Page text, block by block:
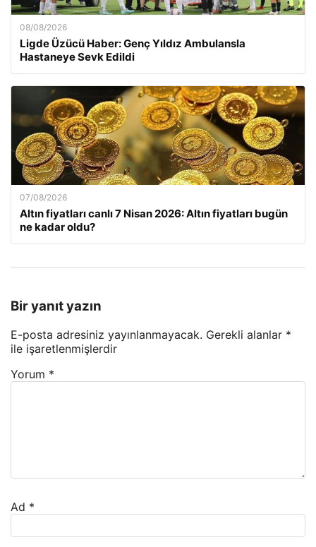
08/08/2026
Ligde Üzücü Haber: Genç Yıldız Ambulansla
Hastaneye Sevk Edildi
07/08/2026
Altın fiyatları canlı 7 Nisan 2026: Altın fiyatları bugün
ne kadar oldu?
Bir yanıt yazın
E-posta adresiniz yayınlanmayacak. Gerekli alanlar *
ile işaretlenmişlerdir
Yorum *
Ad *